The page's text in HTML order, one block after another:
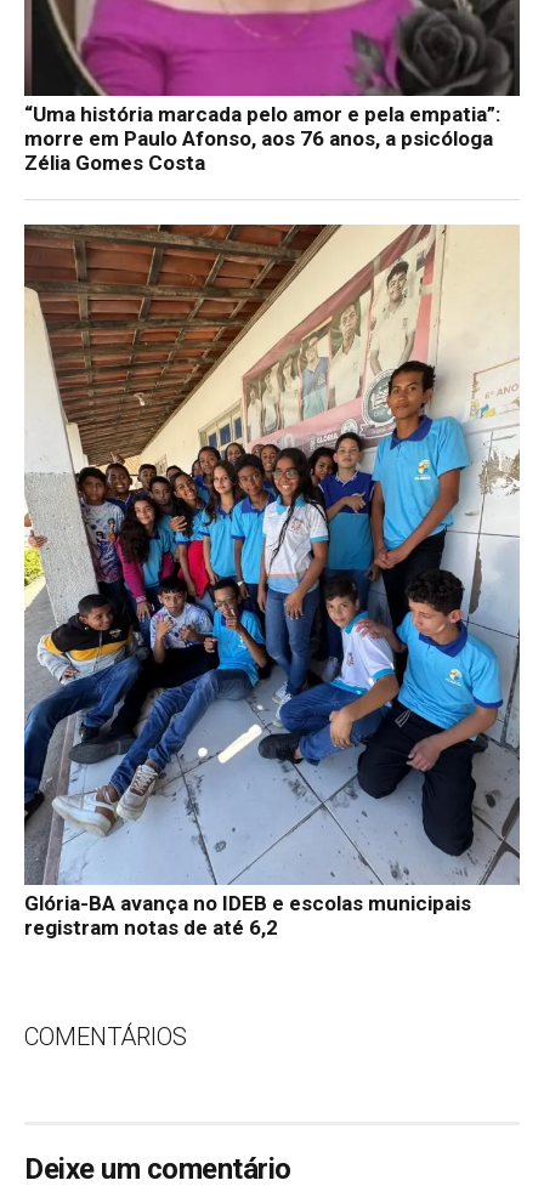
“Uma história marcada pelo amor e pela empatia”:
morre em Paulo Afonso, aos 76 anos, a psicóloga
Zélia Gomes Costa
Glória-BA avança no IDEB e escolas municipais
registram notas de até 6,2
COMENTÁRIOS
Deixe um comentário